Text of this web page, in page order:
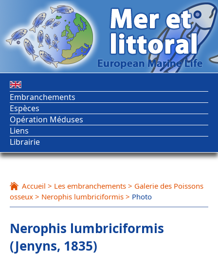
Embranchements
Espèces
Opération Méduses
Liens
Librairie
Accueil > Les embranchements > Galerie des Poissons
osseux > Nerophis lumbriciformis > Photo
Nerophis lumbriciformis
(Jenyns, 1835)